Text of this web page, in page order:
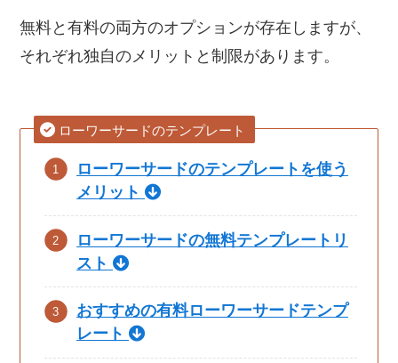
無料と有料の両方のオプションが存在しますが、
それぞれ独自のメリットと制限があります。
ローワーサードのテンプレート
ローワーサードのテンプレートを使う
メリット
ローワーサードの無料テンプレートリ
スト
おすすめの有料ローワーサードテンプ
レート